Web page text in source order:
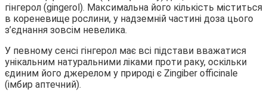
гінгерол (gingerol). Максимальна його кількість міститься
в кореневище рослини, у надземній частині доза цього
з’єднання зовсім невелика.
У певному сенсі гінгерол має всі підстави вважатися
унікальним натуральними ліками проти раку, оскільки
єдиним його джерелом у природі є Zingiber officinаle
(імбир аптечний).